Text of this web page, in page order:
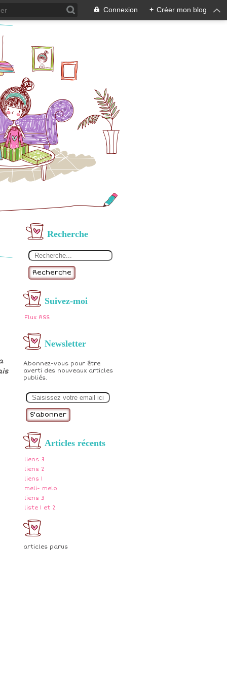
Connexion + Créer mon blog
Recherche
Recherche
Suivez-moi
Flux RSS
Newsletter
Abonnez-vous pour être
averti des nouveaux articles
publiés.
m
Articles récents
liens 3
liens 2
liens 1
meli- melo
liens 3
liste 1 et 2
articles parus